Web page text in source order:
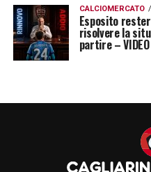
CALCIOMERCATO
Esposito
risolvere la
partire – VIDEO